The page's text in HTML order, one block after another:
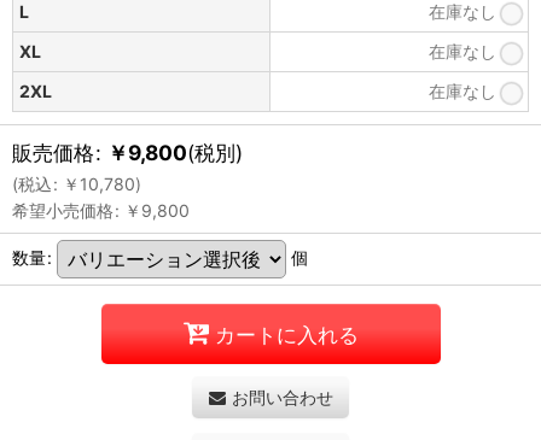
L
在庫なし
XL
在庫なし
2XL
在庫なし
販売価格: ￥9,800(税別)
(税込: ￥ 10,780)
希望小売価格: ￥ 9,800
数量: 個
カートに入れる
お問い合わせ